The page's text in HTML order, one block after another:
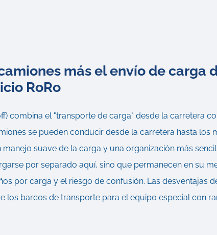
más el envío de carga
RoRo
combina el "transporte de carga" desde la carretera
se pueden conducir desde la carretera hasta los
suave de la carga y una organización más
por separado aquí, sino que permanecen en su
por carga y el riesgo de confusión. Las desventajas
los barcos de transporte para el equipo especial con